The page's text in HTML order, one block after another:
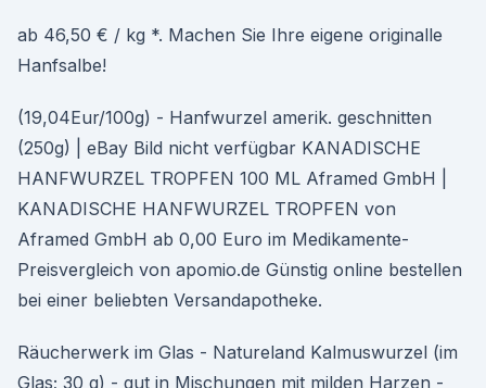
ab 46,50 € / kg *. Machen Sie Ihre eigene originalle
Hanfsalbe!
(19,04Eur/100g) - Hanfwurzel amerik. geschnitten
(250g) | eBay Bild nicht verfügbar KANADISCHE
HANFWURZEL TROPFEN 100 ML Aframed GmbH |
KANADISCHE HANFWURZEL TROPFEN von
Aframed GmbH ab 0,00 Euro im Medikamente-
Preisvergleich von apomio.de Günstig online bestellen
bei einer beliebten Versandapotheke.
Räucherwerk im Glas - Natureland Kalmuswurzel (im
Glas; 30 g) - gut in Mischungen mit milden Harzen -